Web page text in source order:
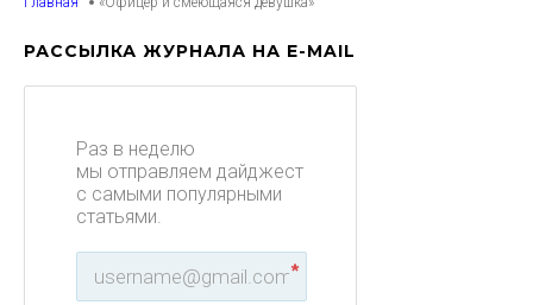
РАССЫЛКА ЖУРНАЛА НА E-MAIL
Раз в неделю
мы отправляем дайджест
с самыми популярными
статьями.
*